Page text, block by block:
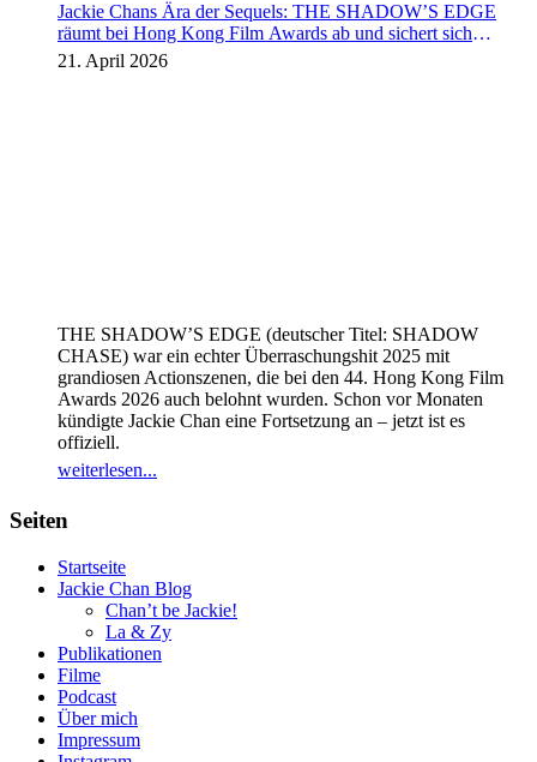
Jackie Chans Ära der Sequels: THE SHADOW’S EDGE
räumt bei Hong Kong Film Awards ab und sichert sich
Fortsetzung
21. April 2026
THE SHADOW’S EDGE (deutscher Titel: SHADOW
CHASE) war ein echter Überraschungshit 2025 mit
grandiosen Actionszenen, die bei den 44. Hong Kong Film
Awards 2026 auch belohnt wurden. Schon vor Monaten
kündigte Jackie Chan eine Fortsetzung an – jetzt ist es
offiziell.
weiterlesen...
Seiten
Startseite
Jackie Chan Blog
Chan’t be Jackie!
La & Zy
Publikationen
Filme
Podcast
Über mich
Impressum